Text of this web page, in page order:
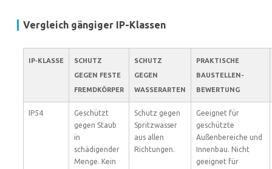
Vergleich gängiger IP-Klassen
IP‑KLASSE
SCHUTZ
GEGEN FESTE
FREMDKÖRPER
SCHUTZ
GEGEN
WASSERARTEN
PRAKTISCHE
BAUSTELLEN-
BEWERTUNG
IP54
Geschützt
gegen Staub
in
schädigender
Menge. Kein
Schutz gegen
Spritzwasser
aus allen
Richtungen.
Geeignet für
geschützte
Außenbereiche und
Innenbau. Nicht
geeignet für